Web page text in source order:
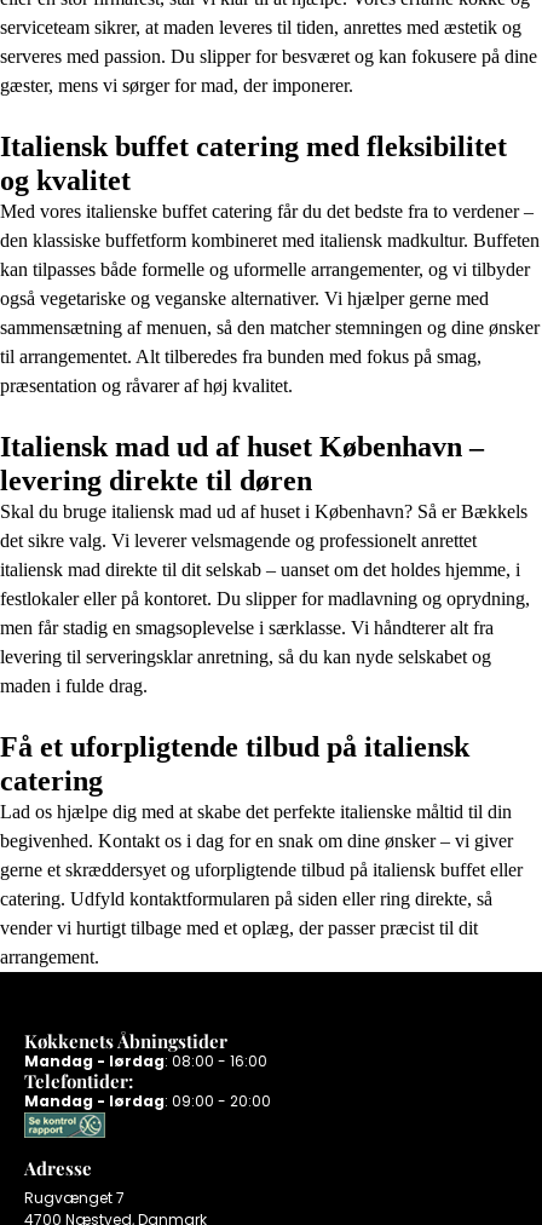
serviceteam sikrer, at maden leveres til tiden, anrettes med æstetik og
serveres med passion. Du slipper for besværet og kan fokusere på dine
gæster, mens vi sørger for mad, der imponerer.
Italiensk buffet catering med fleksibilitet
og kvalitet
Med vores italienske buffet catering får du det bedste fra to verdener –
den klassiske buffetform kombineret med italiensk madkultur. Buffeten
kan tilpasses både formelle og uformelle arrangementer, og vi tilbyder
også vegetariske og veganske alternativer. Vi hjælper gerne med
sammensætning af menuen, så den matcher stemningen og dine ønsker
til arrangementet. Alt tilberedes fra bunden med fokus på smag,
præsentation og råvarer af høj kvalitet.
Italiensk mad ud af huset København –
levering direkte til døren
Skal du bruge italiensk mad ud af huset i København? Så er Bækkels
det sikre valg. Vi leverer velsmagende og professionelt anrettet
italiensk mad direkte til dit selskab – uanset om det holdes hjemme, i
festlokaler eller på kontoret. Du slipper for madlavning og oprydning,
men får stadig en smagsoplevelse i særklasse. Vi håndterer alt fra
levering til serveringsklar anretning, så du kan nyde selskabet og
maden i fulde drag.
Få et uforpligtende tilbud på italiensk
catering
Lad os hjælpe dig med at skabe det perfekte italienske måltid til din
begivenhed. Kontakt os i dag for en snak om dine ønsker – vi giver
gerne et skræddersyet og uforpligtende tilbud på italiensk buffet eller
catering. Udfyld kontaktformularen på siden eller ring direkte, så
vender vi hurtigt tilbage med et oplæg, der passer præcist til dit
arrangement.
Køkkenets Åbningstider
Mandag - lørdag: 08:00 - 16:00
Telefontider:
Mandag - lørdag: 09:00 - 20:00
Adresse
Rugvænget 7
4700 Næstved, Danmark